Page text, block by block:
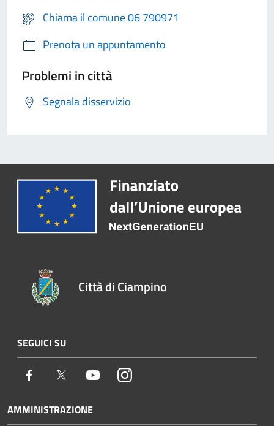
Chiama il comune 06 790971
Prenota un appuntamento
Problemi in città
Segnala disservizio
Città di Ciampino
SEGUICI SU
Facebook Twitter YoutubeInstagram
AMMINISTRAZIONE